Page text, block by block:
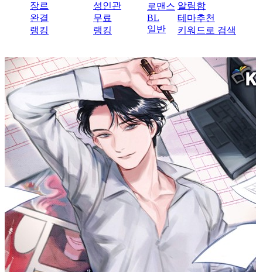
장르
완결
랭킹
성인관
무료
랭킹
로맨스
BL
일반
알림함
테마추천
키워드로 검색